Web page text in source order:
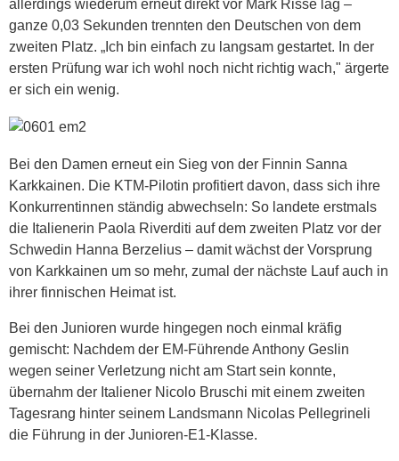
allerdings wiederum erneut direkt vor Mark Risse lag –
ganze 0,03 Sekunden trennten den Deutschen von dem
zweiten Platz. „Ich bin einfach zu langsam gestartet. In der
ersten Prüfung war ich wohl noch nicht richtig wach," ärgerte
er sich ein wenig.
Bei den Damen erneut ein Sieg von der Finnin Sanna
Karkkainen. Die KTM-Pilotin profitiert davon, dass sich ihre
Konkurrentinnen ständig abwechseln: So landete erstmals
die Italienerin Paola Riverditi auf dem zweiten Platz vor der
Schwedin Hanna Berzelius – damit wächst der Vorsprung
von Karkkainen um so mehr, zumal der nächste Lauf auch in
ihrer finnischen Heimat ist.
Bei den Junioren wurde hingegen noch einmal kräfig
gemischt: Nachdem der EM-Führende Anthony Geslin
wegen seiner Verletzung nicht am Start sein konnte,
übernahm der Italiener Nicolo Bruschi mit einem zweiten
Tagesrang hinter seinem Landsmann Nicolas Pellegrineli
die Führung in der Junioren-E1-Klasse.